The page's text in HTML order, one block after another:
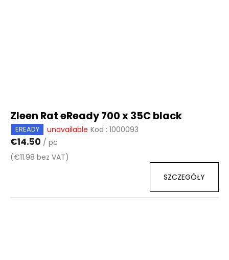
ó
w
Zleen Rat eReady 700 x 35C black
EREADY unavailable Kod : 1000093
€14.50 / pc
(€11.98 bez VAT)
SZCZEGÓŁY